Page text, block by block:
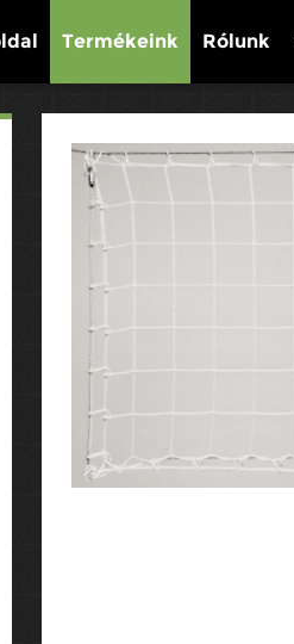
Termékeink Rólunk